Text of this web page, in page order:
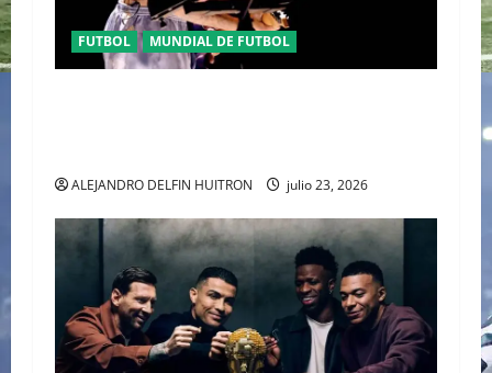
FUTBOL MUNDIAL DE FUTBOL
ALEJANDRO DELFIN HUITRON julio 23, 2026